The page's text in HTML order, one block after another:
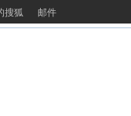
搜狐 邮件